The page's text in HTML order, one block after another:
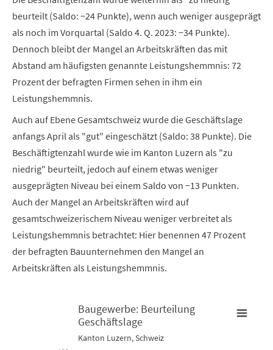
beurteilt (Saldo: −24 Punkte), wenn auch weniger ausgeprägt
als noch im Vorquartal (Saldo 4. Q. 2023: −34 Punkte).
Dennoch bleibt der Mangel an Arbeitskräften das mit
Abstand am häufigsten genannte Leistungshemmnis: 72
Prozent der befragten Firmen sehen in ihm ein
Leistungshemmnis.
Auch auf Ebene Gesamtschweiz wurde die Geschäftslage
anfangs April als "gut" eingeschätzt (Saldo: 38 Punkte). Die
Beschäftigtenzahl wurde wie im Kanton Luzern als "zu
niedrig" beurteilt, jedoch auf einem etwas weniger
ausgeprägten Niveau bei einem Saldo von −13 Punkten.
Auch der Mangel an Arbeitskräften wird auf
gesamtschweizerischem Niveau weniger verbreitet als
Leistungshemmnis betrachtet: Hier benennen 47 Prozent
der befragten Bauunternehmen den Mangel an
Arbeitskräften als Leistungshemmnis.
Baugewerbe: Beurteilung Geschäftslage
Baugewerbe: Beurteilung
Geschäftslage
Kanton Luzern, Schweiz